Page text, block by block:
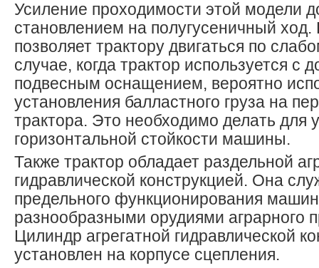
Усиление проходимости этой модели
становлением на полугусеничный
позволяет трактору двигаться по
случае, когда трактор используется с
подвесным оснащением, вероятно
установления балластного груза на
трактора. Это необходимо делать для
горизонтальной стойкости машины.
Также трактор обладает раздельной
гидравлической конструкцией. Она
предельного функционирования
разнообразными орудиями аграрного
Цилиндр агрегатной гидравлической
установлен на корпусе сцепления.